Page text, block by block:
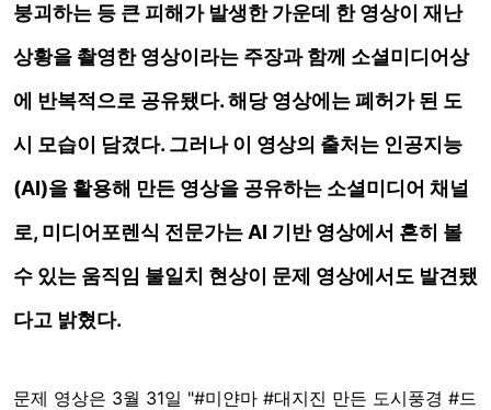
붕괴하는 등 큰 피해가 발생한 가운데 한 영상이 재난
상황을 촬영한 영상이라는 주장과 함께 소셜미디어상
에 반복적으로 공유됐다. 해당 영상에는 폐허가 된 도
시 모습이 담겼다. 그러나 이 영상의 출처는 인공지능
(AI)을 활용해 만든 영상을 공유하는 소셜미디어 채널
로, 미디어포렌식 전문가는 AI 기반 영상에서 흔히 볼
수 있는 움직임 불일치 현상이 문제 영상에서도 발견됐
다고 밝혔다.
문제 영상은 3월 31일 "#미얀마 #대지진 만든 도시풍경 #드